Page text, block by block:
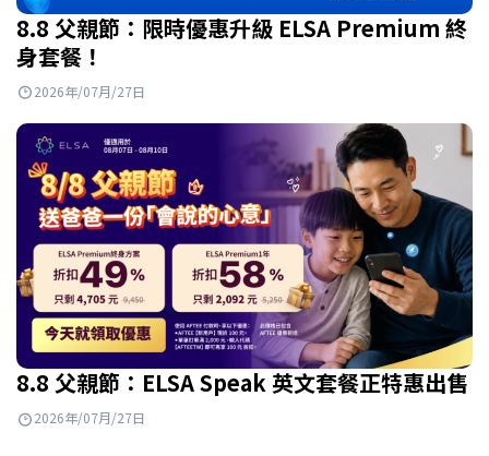
8.8 父親節：限時優惠升級 ELSA Premium 終
身套餐！
2026年/07月/27日
8.8 父親節：ELSA Speak 英文套餐正特惠出售
2026年/07月/27日